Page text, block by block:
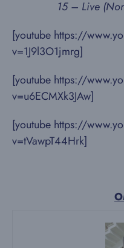
15 – Live
[youtube https://
v=1J9l3O1jmrg]
[youtube https://
v=u6ECMXk3JAw]
[youtube https://
v=tVawpT44Hrk]